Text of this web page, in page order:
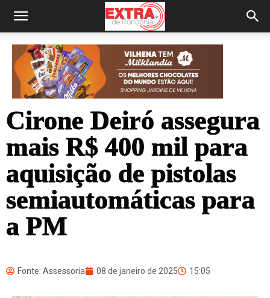
Cirone Deiró assegura
mais R$ 400 mil para
aquisição de pistolas
semiautomáticas para
a PM
Fonte: Assessoria 08 de janeiro de 2025 15:05